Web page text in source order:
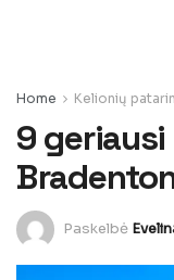
Home Kelionių
9
Paskelbė